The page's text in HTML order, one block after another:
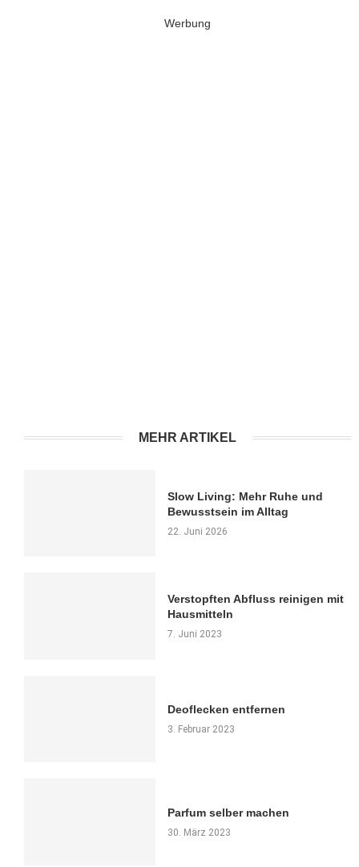
Werbung
MEHR ARTIKEL
Slow Living: Mehr Ruhe und
Bewusstsein im Alltag
22. Juni 2026
Verstopften Abfluss reinigen mit
Hausmitteln
7. Juni 2023
Deoflecken entfernen
3. Februar 2023
Parfum selber machen
30. März 2023